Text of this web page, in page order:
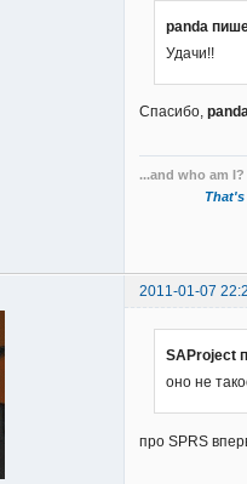
panda
Удачи!!
Спасибо,
...and who am I?
That's
2011-01-07
SAProject
оно не
про SPRS